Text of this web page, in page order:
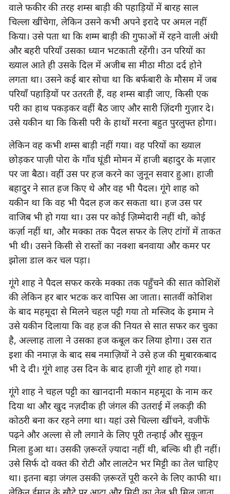
वाले फकीर की तरह शम्स बाड़ी की पहाड़ियों में बारह साल
चिल्ला खींचेगा, लेकिन उसने कभी अपने इरादे पर अमल नहीं
किया। उसे पता था कि शम्म बाड़ी की गुफाओं में रहने वाली अंधी
और बहरी परियाँ उसका ध्यान भटकाती रहेंगी। उन परियों का
ख्याल आते ही उसके दिल में अजीब सा मीठा मीठा दर्द होने
लगता था। उसने कई बार सोचा था कि बर्फबारी के मौसम में जब
परियाँ पहाड़ियों पर उतरती हैं, वह शम्स बाड़ी जाए, किसी एक
परी का हाथ पकड़कर वहीं बैठ जाए और सारी ज़िंदगी गुज़ार दे।
उसे यकीन था कि किसी परी के हाथों मरना बहुत पुरलुफ्त होगा।
लेकिन वह कभी शम्स बाड़ी नहीं गया। वह परियों का ख्याल
छोड़कर पाज़ी पोरा के गाँव घूंडी मोमन में हाजी बहादुर के मज़ार
पर जा बैठा। वहीं उस पर हज करने का जुनून सवार हुआ। हाजी
बहादुर ने सात हज किए थे और वह भी पैदल। गूंगे शाह को
यकीन था कि वह भी पैदल हज कर सकता था। हज उस पर
वाजिब भी हो गया था। उस पर कोई ज़िम्मेदारी नहीं थी, कोई
कर्ज़ा नहीं था, और मक्का तक पैदल सफर के लिए टांगों में ताकत
भी थी। उसने किसी से रास्तों का नक्शा बनवाया और कमर पर
झोला डाल कर चल पड़ा।
गूंगे शाह ने पैदल सफर करके मक्का तक पहुँचने की सात कोशिशें
की लेकिन हर बार भटक कर वापिस आ जाता। सातवीं कोशिश
के बाद महमूदा से मिलने चहल पट्टी गया तो मस्जिद के इमाम ने
उसे यकीन दिलाया कि वह हज की नियत से सात सफर कर चुका
है, अल्लाह ताला ने उसका हज कबूल कर लिया होगा। उस रात
इशा की नमाज़ के बाद सब नमाज़ियों ने उसे हज की मुबारकबाद
भी दे दी। गूंगे शाह उस दिन के बाद हाजी गूंगे शाह हो गया।
गूंगे शाह ने चहल पट्टी का खानदानी मकान महमूदा के नाम कर
दिया था और खुद नज़दीक ही जंगल की उतराई में लकड़ी की
कोठरी बना कर रहने लगा था। यहां उसे चिल्ला खींचने, वजीफें
पढ़ने और अल्ला से लौ लगाने के लिए पूरी तन्हाई और सुकून
मिला हुआ था। उसकी ज़रूरतें ज़्यादा नहीं थी, बल्कि थी ही नहीं।
उसे सिर्फ दो वक्त की रोटी और लालटेन भर मिट्टी का तेल चाहिए
था। इतना बड़ा जंगल उसकी ज़रूरतें पूरी करने के लिए काफी था।